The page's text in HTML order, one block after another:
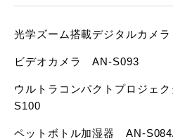
光学ズーム搭載デジタルカメ
ビデオカメラ AN-S093
ウルトラコンパクトプロジェ
S100
ペットボトル加湿器 AN-